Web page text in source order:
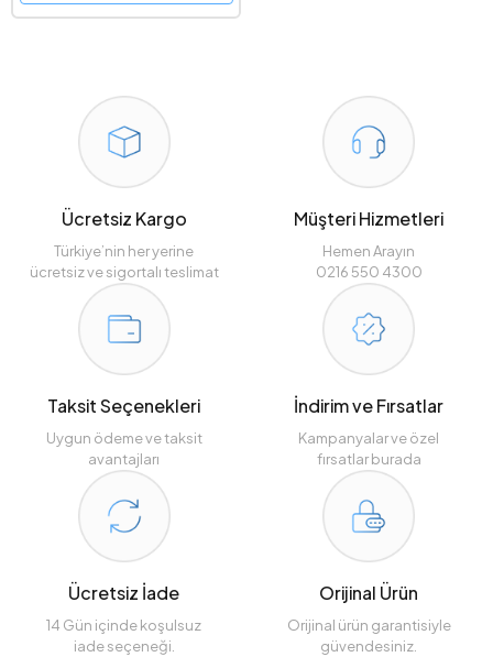
Ücretsiz Kargo
Türkiye’nin her yerine
ücretsiz ve sigortalı teslimat
Müşteri Hizmetleri
Hemen Arayın
0216 550 4300
Taksit Seçenekleri
Uygun ödeme ve taksit
avantajları
İndirim ve Fırsatlar
Kampanyalar ve özel
fırsatlar burada
Ücretsiz İade
14 Gün içinde koşulsuz
iade seçeneği.
Orijinal Ürün
Orijinal ürün garantisiyle
güvendesiniz.